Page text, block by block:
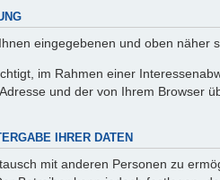
eingegebenen und oben
im Rahmen einer
und der von Ihrem Browser
IHRER DATEN
mit anderen Personen zu